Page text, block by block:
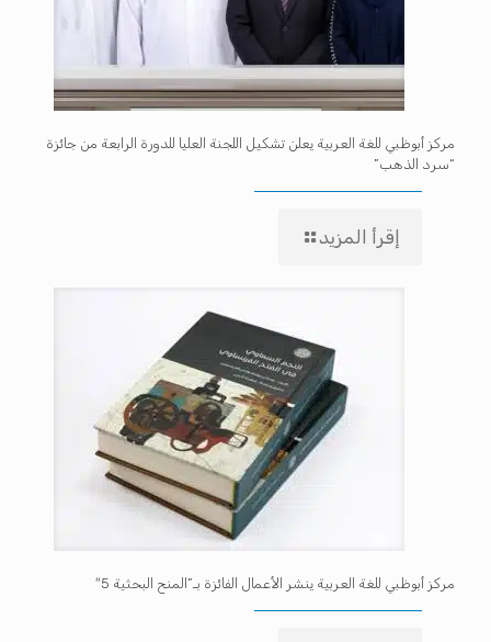
مركز أبوظبي للغة العربية يعلن تشكيل اللجنة العليا للدورة الرابعة من جائزة
“سرد الذهب”
إقرأ المزيد
مركز أبوظبي للغة العربية ينشر الأعمال الفائزة بـ”المنح البحثية 5″